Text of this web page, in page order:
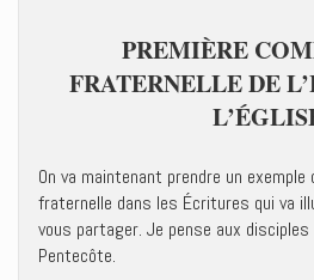
PREMIÈRE
FRATERNELLE DE
On va maintenant prendre un
fraternelle dans les Écritures qui va
vous partager. Je pense aux
Pentecôte.